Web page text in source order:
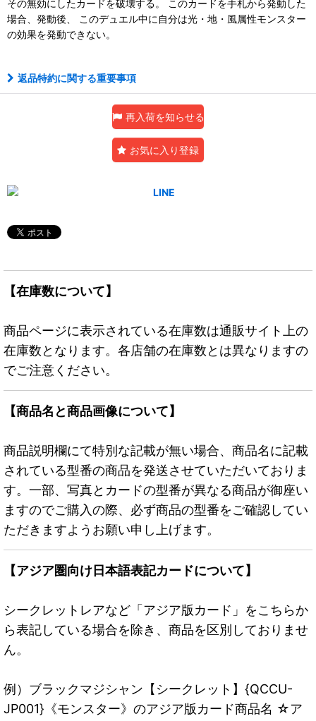
その無効にしたカードを破壊する。 このカードを手札から発動した
場合、発動後、 このデュエル中に自分は光・地・風属性モンスター
の効果を発動できない。
返品特約に関する重要事項
再入荷を知らせる
お気に入り登録
【在庫数について】
商品ページに表示されている在庫数は通販サイト上の
在庫数となります。各店舗の在庫数とは異なりますの
でご注意ください。
【商品名と商品画像について】
商品説明欄にて特別な記載が無い場合、商品名に記載
されている型番の商品を発送させていただいておりま
す。一部、写真とカードの型番が異なる商品が御座い
ますのでご購入の際、必ず商品の型番をご確認してい
ただきますようお願い申し上げます。
【アジア圏向け日本語表記カードについて】
シークレットレアなど「アジア版カード」をこちらか
ら表記している場合を除き、商品を区別しておりませ
ん。
例）ブラックマジシャン【シークレット】{QCCU-
JP001}《モンスター》のアジア版カード商品名 ☆ア